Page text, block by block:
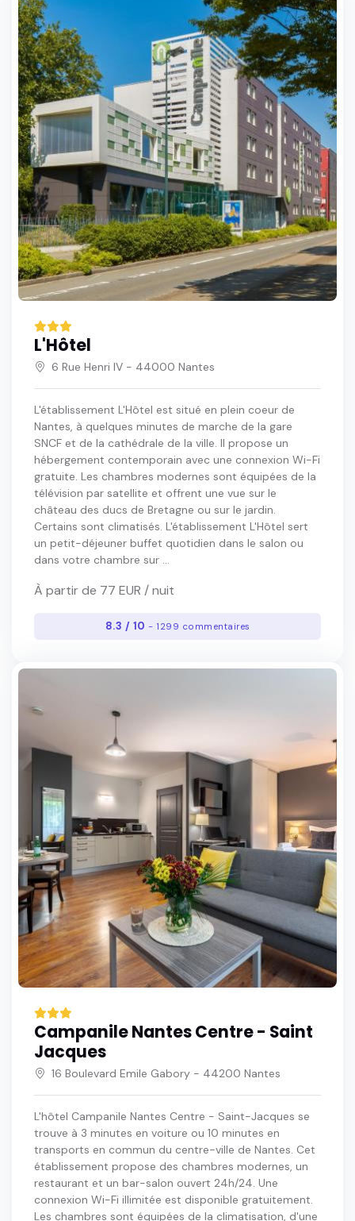
L'Hôtel
6 Rue Henri IV - 44000 Nantes
L'établissement L'Hôtel est situé en plein coeur de
Nantes, à quelques minutes de marche de la gare
SNCF et de la cathédrale de la ville. Il propose un
hébergement contemporain avec une connexion Wi-Fi
gratuite. Les chambres modernes sont équipées de la
télévision par satellite et offrent une vue sur le
château des ducs de Bretagne ou sur le jardin.
Certains sont climatisés. L'établissement L'Hôtel sert
un petit-déjeuner buffet quotidien dans le salon ou
dans votre chambre sur ...
À partir de 77 EUR / nuit
8.3 / 10 - 1299 commentaires
Campanile Nantes Centre - Saint
Jacques
16 Boulevard Emile Gabory - 44200 Nantes
L'hôtel Campanile Nantes Centre - Saint-Jacques se
trouve à 3 minutes en voiture ou 10 minutes en
transports en commun du centre-ville de Nantes. Cet
établissement propose des chambres modernes, un
restaurant et un bar-salon ouvert 24h/24. Une
connexion Wi-Fi illimitée est disponible gratuitement.
Les chambres sont équipées de la climatisation, d'une